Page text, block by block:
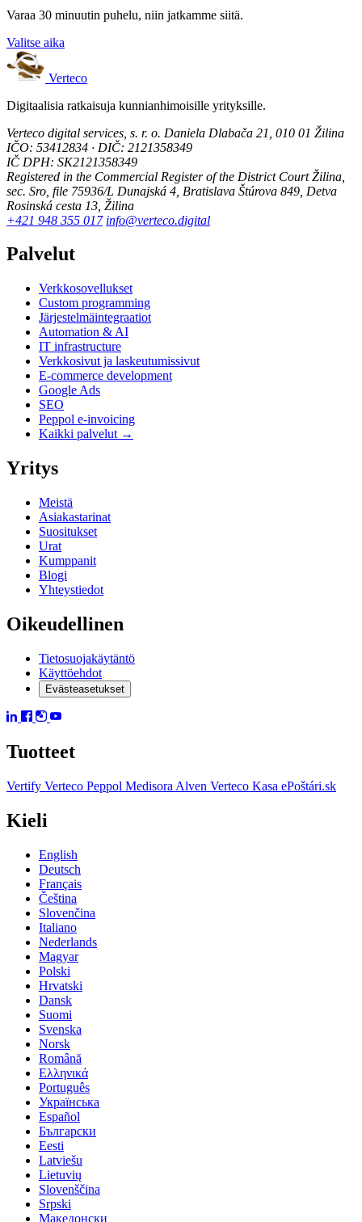
Varaa 30 minuutin puhelu, niin jatkamme siitä.
Valitse aika
Verteco
Digitaalisia ratkaisuja kunnianhimoisille yrityksille.
Verteco digital services, s. r. o. Daniela Dlabača 21, 010 01 Žilina
IČO: 53412834 · DIČ: 2121358349
IČ DPH: SK2121358349
Registered in the Commercial Register of the District Court Žilina,
sec. Sro, file 75936/L Dunajská 4, Bratislava Štúrova 849, Detva
Rosinská cesta 13, Žilina
+421 948 355 017 info@verteco.digital
Palvelut
Verkkosovellukset
Custom programming
Järjestelmäintegraatiot
Automation & AI
IT infrastructure
Verkkosivut ja laskeutumissivut
E-commerce development
Google Ads
SEO
Peppol e-invoicing
Kaikki palvelut →
Yritys
Meistä
Asiakastarinat
Suositukset
Urat
Kumppanit
Blogi
Yhteystiedot
Oikeudellinen
Tietosuojakäytäntö
Käyttöehdot
Evästeasetukset
Tuotteet
Vertify Verteco Peppol Medisora Alven Verteco Kasa ePoštári.sk
Kieli
English
Deutsch
Français
Čeština
Slovenčina
Italiano
Nederlands
Magyar
Polski
Hrvatski
Dansk
Suomi
Svenska
Norsk
Română
Ελληνικά
Português
Українська
Español
Български
Eesti
Latviešu
Lietuvių
Slovenščina
Srpski
Македонски